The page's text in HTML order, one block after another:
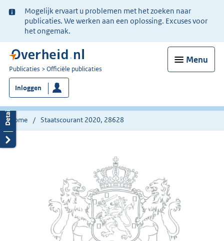
Ter
informatie:
Mogelijk ervaart u problemen met het zoeken naar
publicaties. We werken aan een oplossing. Excuses voor
het ongemak.
Menu
U
bent
nu
hier:
Publicaties Officiële publicaties
Inloggen
Home Staatscourant 2020, 28628